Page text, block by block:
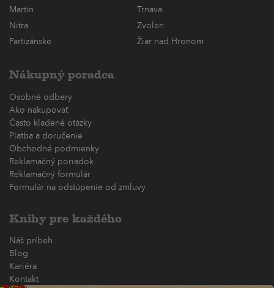
Martin
Trnava
Nitra
Zvolen
Partizánske
Žiar nad Hronom
Nákupný poradca
Osobné odbery
Ako nakupovať
Často kladené otázky
Platba a doručenie
Obchodné podmienky
Reklamačný poriadok
Reklamačný formulár
Formulár na odstúpenie od zmluvy
Knihy pre každého
Náš príbeh
Blog
Kariéra
Kontakt